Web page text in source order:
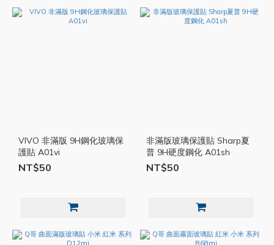
VIVO 非滿版 9H鋼化玻璃保
護貼 A01vi
NT$50
非滿版玻璃保護貼 Sharp夏
普 9H硬度鋼化 A01sh
NT$50